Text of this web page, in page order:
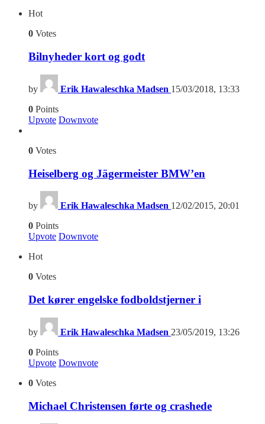
Hot
0 Votes
Bilnyheder kort og godt
by Erik Hawaleschka Madsen 15/03/2018, 13:33
0 Points
Upvote Downvote
0 Votes
Heiselberg og Jägermeister BMW’en
by Erik Hawaleschka Madsen 12/02/2015, 20:01
0 Points
Upvote Downvote
Hot
0 Votes
Det kører engelske fodboldstjerner i
by Erik Hawaleschka Madsen 23/05/2019, 13:26
0 Points
Upvote Downvote
0 Votes
Michael Christensen førte og crashede